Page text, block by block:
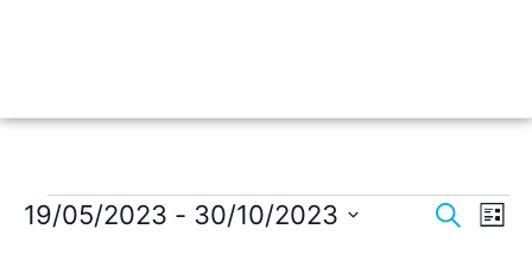
Pesquisar
Lista
19/05/2023 - 30/10/2023